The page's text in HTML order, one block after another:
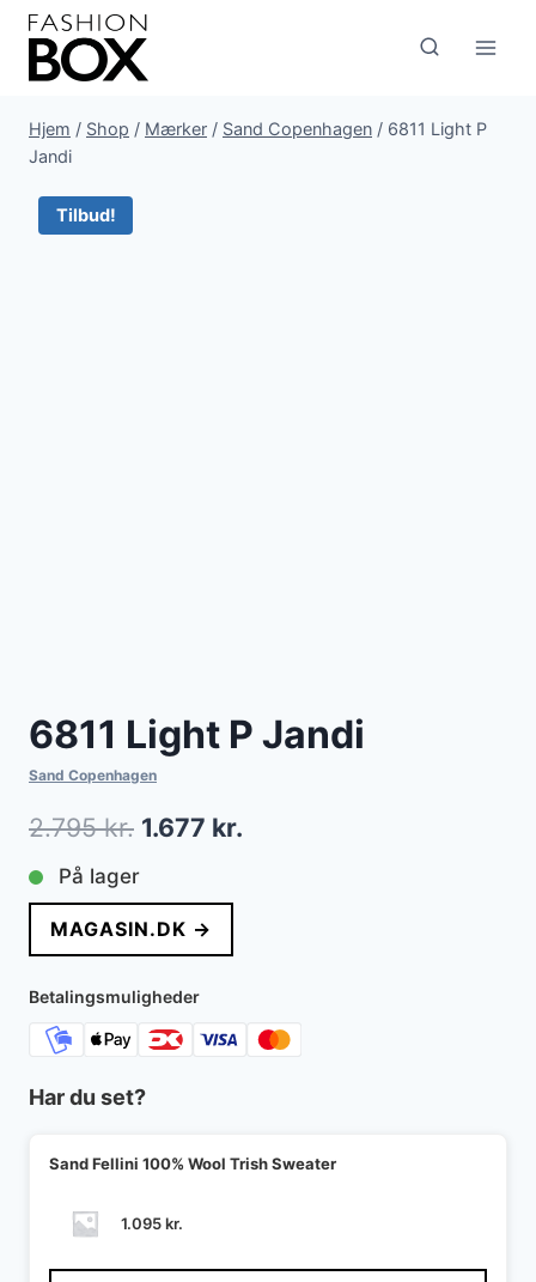
Fortsæt
indhold
Hjem / Shop / Mærker / Sand Copenhagen / 6811 Light P
Jandi
Tilbud!
6811 Light P Jandi
Sand Copenhagen
2.795kr. Den
pris
var:
2.795 kr..
1.677 kr.
På lager
MAGASIN.DK →
Betalingsmuligheder
Har du set?
Sand Fellini 100% Wool Trish Sweater
1.095kr.